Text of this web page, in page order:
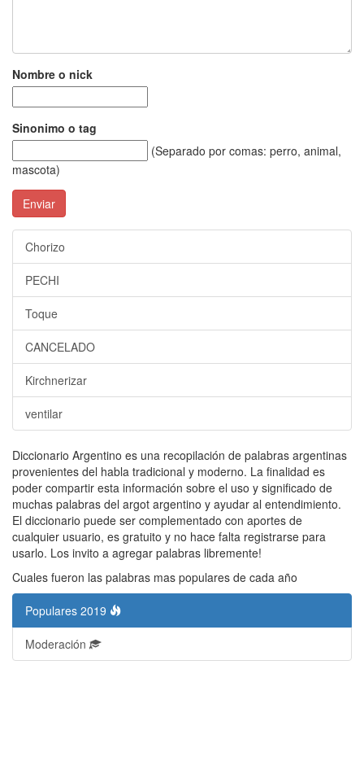
Nombre o nick
Sinonimo o tag
(Separado por comas: perro, animal,
mascota)
Enviar
Chorizo
PECHI
Toque
CANCELADO
Kirchnerizar
ventilar
Diccionario Argentino es una recopilación de palabras argentinas
provenientes del habla tradicional y moderno. La finalidad es
poder compartir esta información sobre el uso y significado de
muchas palabras del argot argentino y ayudar al entendimiento.
El diccionario puede ser complementado con aportes de
cualquier usuario, es gratuito y no hace falta registrarse para
usarlo. Los invito a agregar palabras libremente!
Cuales fueron las palabras mas populares de cada año
Populares 2019
Moderación